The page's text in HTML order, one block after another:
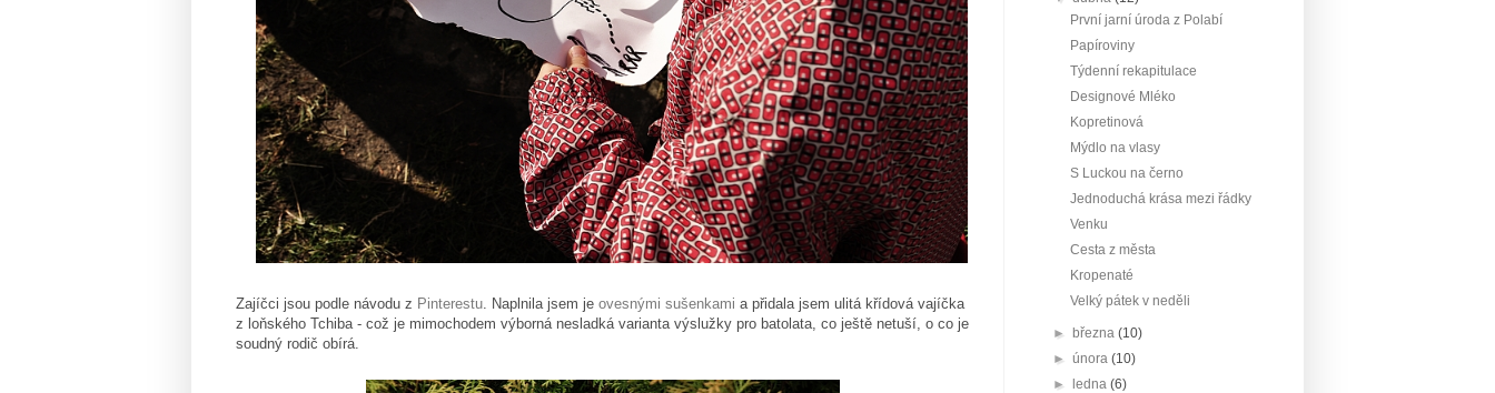
Zajíčci jsou podle návodu z Pinterestu . Naplnila jsem je ovesnými sušenkami a přidala jsem ulitá křídová vajíčka
z loňského Tchiba - což je mimochodem výborná nesladká varianta výslužky pro batolata, co ještě netuší, o co je
soudný rodič obírá.
První jarní úroda z Polabí
Papíroviny
Týdenní rekapitulace
Designové Mléko
Kopretinová
Mýdlo na vlasy
S Luckou na černo
Jednoduchá krása mezi řádky
Venku
Cesta z města
Kropenaté
Velký pátek v neděli
► března(10)
►února(10)
►
ledna(6)